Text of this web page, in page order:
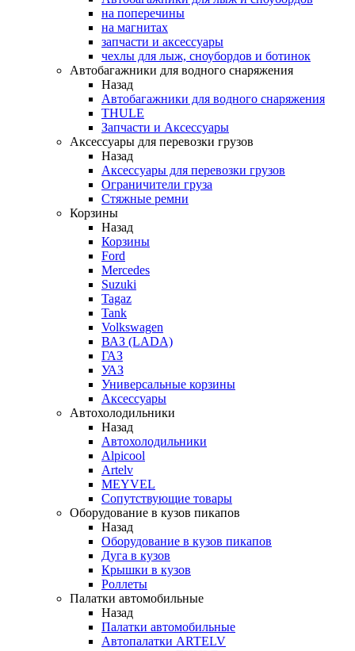
на поперечины
на магнитах
запчасти и аксессуары
чехлы для лыж, сноубордов и ботинок
Автобагажники для водного снаряжения
Назад
Автобагажники для водного снаряжения
THULE
Запчасти и Аксессуары
Аксессуары для перевозки грузов
Назад
Аксессуары для перевозки грузов
Ограничители груза
Стяжные ремни
Корзины
Назад
Корзины
Ford
Mercedes
Suzuki
Tagaz
Tank
Volkswagen
ВАЗ (LADA)
ГАЗ
УАЗ
Универсальные корзины
Аксессуары
Автохолодильники
Назад
Автохолодильники
Alpicool
Artelv
MEYVEL
Сопутствующие товары
Оборудование в кузов пикапов
Назад
Оборудование в кузов пикапов
Дуга в кузов
Крышки в кузов
Роллеты
Палатки автомобильные
Назад
Палатки автомобильные
Автопалатки ARTELV